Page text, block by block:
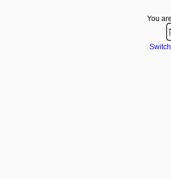
You